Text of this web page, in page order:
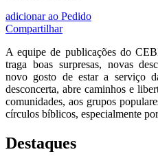
adicionar ao Pedido
Compartilhar
A equipe de publicações do
traga boas surpresas, novas
novo gosto de estar a serviço
desconcerta, abre caminhos e
comunidades, aos grupos
círculos bíblicos, especialmente
Destaques